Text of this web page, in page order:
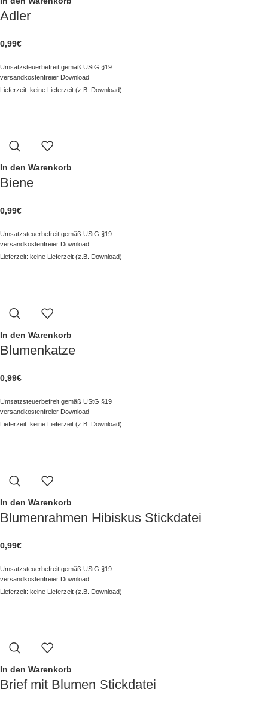
Adler
0,99€
Umsatzsteuerbefreit gemäß UStG §19
versandkostenfreier Download
Lieferzeit: keine Lieferzeit (z.B. Download)
In den Warenkorb
Biene
0,99€
Umsatzsteuerbefreit gemäß UStG §19
versandkostenfreier Download
Lieferzeit: keine Lieferzeit (z.B. Download)
In den Warenkorb
Blumenkatze
0,99€
Umsatzsteuerbefreit gemäß UStG §19
versandkostenfreier Download
Lieferzeit: keine Lieferzeit (z.B. Download)
In den Warenkorb
Blumenrahmen Hibiskus Stickdatei
0,99€
Umsatzsteuerbefreit gemäß UStG §19
versandkostenfreier Download
Lieferzeit: keine Lieferzeit (z.B. Download)
In den Warenkorb
Brief mit Blumen Stickdatei